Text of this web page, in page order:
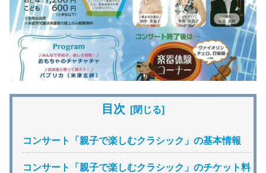
目次
コンサート「親子で楽しむクラシック」の基本情報
コンサート「親子で楽しむクラシック」のチケット料